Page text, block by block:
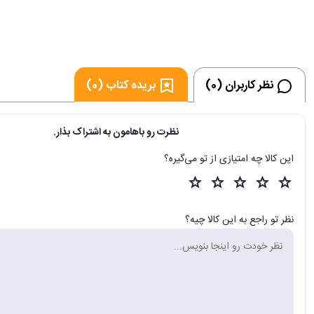
نظر کاربران (0) بریده کتاب (0)
نظرت رو باهامون به اشتراک بذار.
این کالا چه امتیازی از تو می‌گیره؟
نظر تو راجع به این کالا چیه؟